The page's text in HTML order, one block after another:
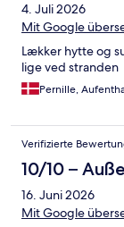
4. Juli 2026
Mit Google
Lækker hytte og
lige ved stranden
Pernille,
Verifizierte
10/10 –
16. Juni 2026
Mit Google